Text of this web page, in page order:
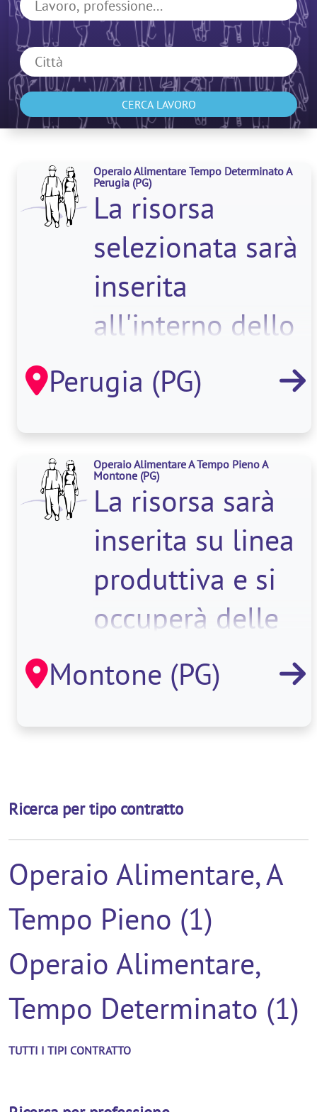
CERCA LAVORO
Operaio Alimentare Tempo Determinato A
Perugia (PG)
La risorsa
selezionata sarà
inserita
all'interno dello
stabilimento
produttivo e si
occuperà, i
Perugia (PG)
Operaio Alimentare A Tempo Pieno A
Montone (PG)
La risorsa sarà
inserita su linea
produttiva e si
occuperà delle
seguenti attività:
</
Montone (PG)
Ricerca per tipo contratto
Operaio Alimentare, A
Tempo Pieno (1)
Operaio Alimentare,
Tempo Determinato (1)
TUTTI I TIPI CONTRATTO